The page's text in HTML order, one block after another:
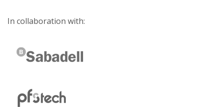
In collaboration with: